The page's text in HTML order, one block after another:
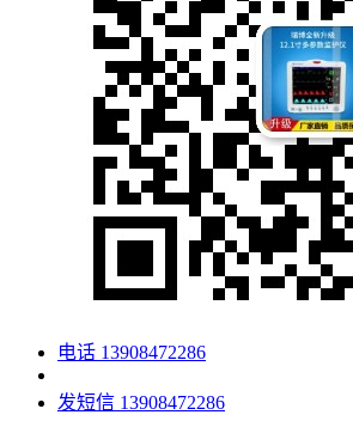
电话 13908472286
发短信 13908472286